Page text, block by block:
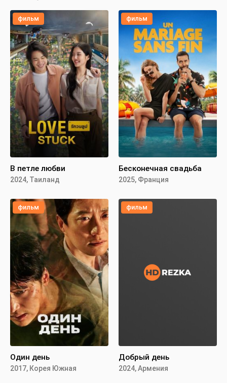
фильм
В петле любви
2024, Таиланд
фильм
Бесконечная свадьба
2025, Франция
фильм
Один день
2017, Корея Южная
фильм
Добрый день
2024, Армения